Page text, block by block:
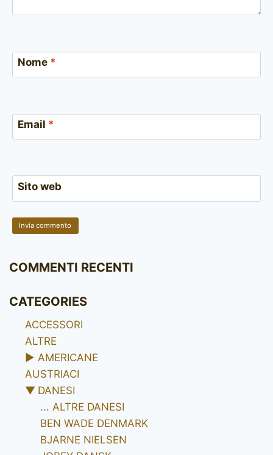
Nome *
Email *
Sito web
COMMENTI RECENTI
CATEGORIES
ACCESSORI
ALTRE
► AMERICANE
AUSTRIACI
▼ DANESI
... ALTRE DANESI
BEN WADE DENMARK
BJARNE NIELSEN